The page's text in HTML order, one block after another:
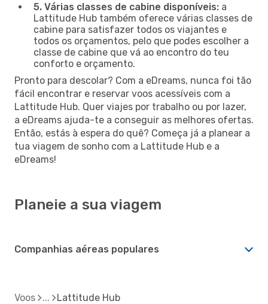
5. Várias classes de cabine disponíveis: a
Lattitude Hub também oferece várias classes de
cabine para satisfazer todos os viajantes e
todos os orçamentos, pelo que podes escolher a
classe de cabine que vá ao encontro do teu
conforto e orçamento.
Pronto para descolar? Com a eDreams, nunca foi tão
fácil encontrar e reservar voos acessíveis com a
Lattitude Hub. Quer viajes por trabalho ou por lazer,
a eDreams ajuda-te a conseguir as melhores ofertas.
Então, estás à espera do quê? Começa já a planear a
tua viagem de sonho com a Lattitude Hub e a
eDreams!
Planeie a sua viagem
Companhias aéreas populares
Voos Lattitude Hub